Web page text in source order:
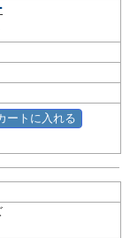
ートに入れる